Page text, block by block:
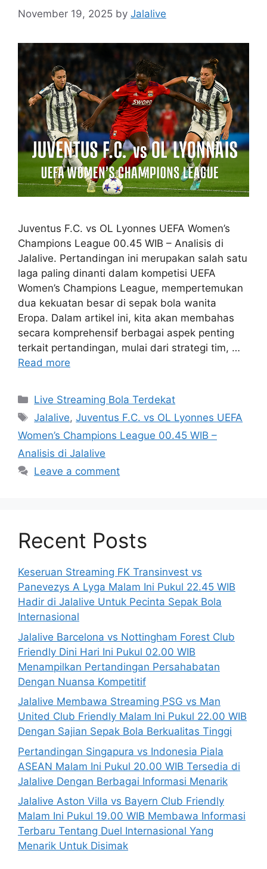
November 19, 2025 by Jalalive
Juventus F.C. vs OL Lyonnes UEFA Women’s
Champions League 00.45 WIB – Analisis di
Jalalive. Pertandingan ini merupakan salah satu
laga paling dinanti dalam kompetisi UEFA
Women’s Champions League, mempertemukan
dua kekuatan besar di sepak bola wanita
Eropa. Dalam artikel ini, kita akan membahas
secara komprehensif berbagai aspek penting
terkait pertandingan, mulai dari strategi tim, …
Read more
Categories
Live Streaming Bola Terdekat
Tags
Jalalive,Juventus F.C. vs OL Lyonnes UEFA
Women’s Champions League 00.45 WIB –
Analisis di Jalalive
Leave a comment
Recent Posts
Keseruan Streaming FK Transinvest vs
Panevezys A Lyga Malam Ini Pukul 22.45 WIB
Hadir di Jalalive Untuk Pecinta Sepak Bola
Internasional
Jalalive Barcelona vs Nottingham Forest Club
Friendly Dini Hari Ini Pukul 02.00 WIB
Menampilkan Pertandingan Persahabatan
Dengan Nuansa Kompetitif
Jalalive Membawa Streaming PSG vs Man
United Club Friendly Malam Ini Pukul 22.00 WIB
Dengan Sajian Sepak Bola Berkualitas Tinggi
Pertandingan Singapura vs Indonesia Piala
ASEAN Malam Ini Pukul 20.00 WIB Tersedia di
Jalalive Dengan Berbagai Informasi Menarik
Jalalive Aston Villa vs Bayern Club Friendly
Malam Ini Pukul 19.00 WIB Membawa Informasi
Terbaru Tentang Duel Internasional Yang
Menarik Untuk Disimak